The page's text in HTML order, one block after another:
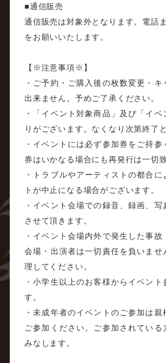
■通信販売
通信販売は対象外となります。電話
をお願いいたします。
【※注意事項※】
・ご予約・ご購入後の枚数変更・
出来ません。予めご了承ください。
・「イベント対象商品」及び「イ
りがございます。なくなり次第終了
・イベントには必ず参加券をご持
券はいかなる場合にも再発行は一切
・トラブルやアーティストの都合
トが中止になる場合がございます。
・イベント会場での録音、録画、写
させて頂きます。
・イベント会場内外で発生した事故
会場・出演者は一切責任を負いませ
理してください。
・小学生以上のお客様からイベント
す。
・未成年者のイベントのご参加は親
ご参加ください。ご参加されている
みなします。